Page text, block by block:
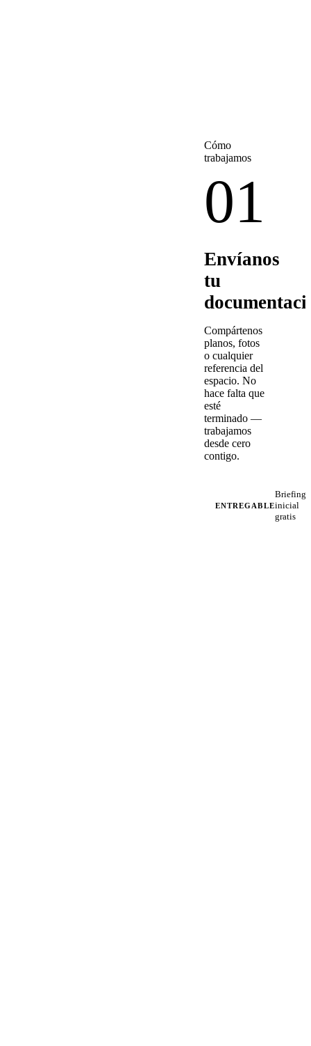
Cómo
trabajamos
01
Envíanos
tu
Compártenos
planos, fotos
o cualquier
referencia del
espacio. No
hace falta que
esté
terminado —
trabajamos
desde cero
contigo.
ENTREGABLE
Briefing
inicial
gratis